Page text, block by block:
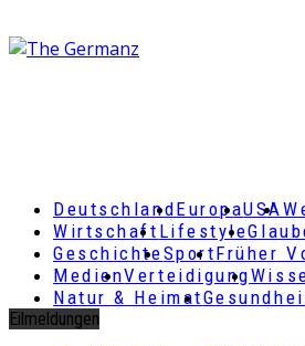
DeutschlandEuropaUSA
Wirtschaft Lifestyle
GeschichteSportFrüher
MedienVerteidigung
Natur & Heimat
Eilmeldungen